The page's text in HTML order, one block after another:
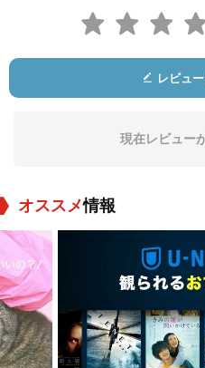
Brian Stollery
役：Bishop Whipple
Shaun
Billy Merasty
役：Young Man Afra
id
Morris
役：
レビュ
現在レビュー
オススメ情報